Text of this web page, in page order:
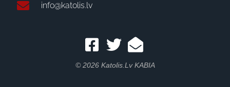
info@katolis.lv
© 2026 Katolis.lv KABIA